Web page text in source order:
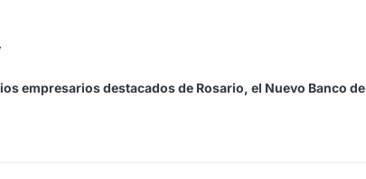
empresarios destacados de Rosario, el Nuevo Banco de